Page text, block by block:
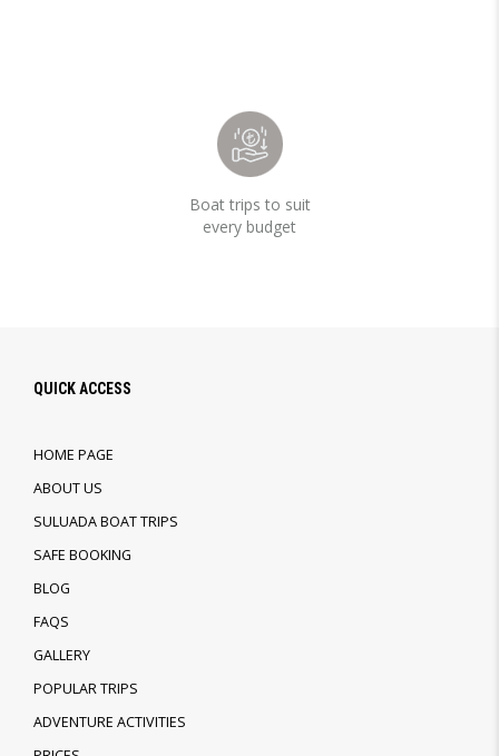
Boat trips to suit
every budget
QUICK ACCESS
HOME PAGE
ABOUT US
SULUADA BOAT TRIPS
SAFE BOOKING
BLOG
FAQS
GALLERY
POPULAR TRIPS
ADVENTURE ACTIVITIES